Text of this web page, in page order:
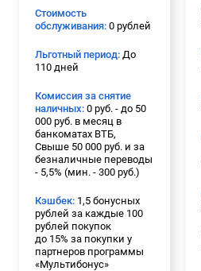
Стоимость
обслуживания: 0 рублей
Льготный период: До
110 дней
Комиссия за снятие
наличных: 0 руб. - до 50
000 руб. в месяц в
банкоматах ВТБ,
Свыше 50 000 руб. и за
безналичные переводы
- 5,5% (мин. - 300 руб.)
Кэшбек: 1,5 бонусных
рублей за каждые 100
рублей покупок
до 15% за покупки у
партнеров программы
«Мультибонус»